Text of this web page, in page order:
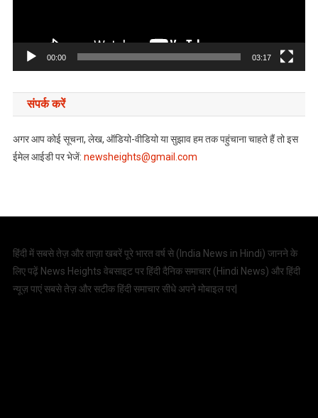
00:00 03:17
संपर्क करें
अगर आप कोई सूचना, लेख, ऑडियो-वीडियो या सुझाव हम तक पहुंचाना चाहते हैं तो इस
ईमेल आईडी पर भेजें: newsheights@gmail.com
हिंदी में सबसे तेज़ और ताज़ा खबरें पूरे भारत वर्ष से ( India News in Hindi) जानने के
लिए पढ़ें News Heights वेबसाइट पर हिंदी दैनिक समाचार (Hindi News) और हिंदी
न्यूज़ पाएं सबसे तेज़ और सटीक हिंदी समाचार सीधे अपने मोबाइल पर|